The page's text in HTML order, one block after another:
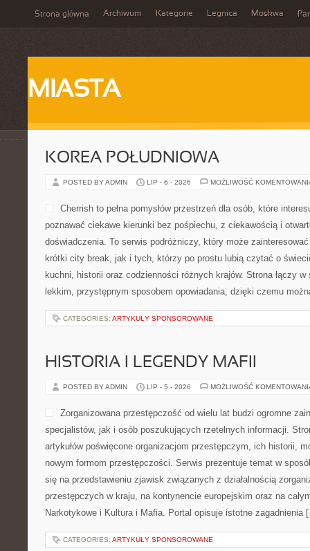
Strona główna Archiwum Kategorie Legnica Moskwa
MIASTA
KOREA POŁUDNIOWA
POSTED BY ADMIN LIP - 6 - 2026 MOŻLIWOŚĆ
Cherrish to pełna pomysłów przestrzeń dla osób, które
poznawać ciekawe kierunki bez pośpiechu, z ciekawością i
doświadczenia. To serwis podróżniczy, który może
krótki city break, jak i tych, którzy po prostu lubią czytać o
kuchni, historii oraz codzienności różnych krajów. Strona łączy
lekkim, przystępnym sposobem opowiadania, dzięki czemu
CATEGORIES: ARTYKUŁY SPONSOROWANE
HISTORIA I LEGENDY MAFII
POSTED BY ADMIN LIP - 5 - 2026 MOŻLIWOŚĆ
Zorganizowana przestępczość od wielu lat budzi ogromne
specjalistów, jak i osób poszukujących rzetelnych informacji.
artykułów poświęcone organizacjom przestępczym, ich historii,
nowym formom przestępczości. Serwis prezentuje temat w
się na przedstawieniu zjawisk związanych z działalnością
przestępczych w kraju, na kontynencie europejskim oraz na
Narkotykowe i Kultura i Mafia. Portal opisuje istotne zagadnienia
CATEGORIES: ARTYKUŁY SPONSOROWANE